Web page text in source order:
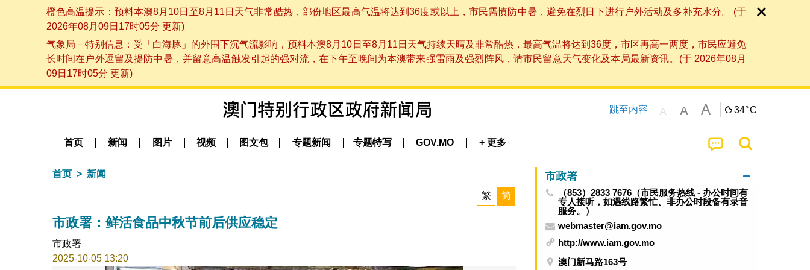
橙色高温提示：预料本澳8月10日至8月11日天气非常酷热，部份地区最高气温将达到36度或以上，市民需慎防中暑，避免在烈日下进行户外活动及多补充水分。 (于
2026年08月09日17时05分 更新)
气象局－特别信息：受「白海豚」的外围下沉气流影响，预料本澳8月10日至8月11日天气持续天晴及非常酷热，最高气温将达到36度，市区再高一两度，市民应避免
长时间在户外逗留及提防中暑，并留意高温触发引起的强对流，在下午至晚间为本澳带来强雷雨及强烈阵风，请市民留意天气变化及本局最新资讯。(于 2026年08月
09日17时05分 更新)
跳至内容 A A A 34°C
首页 新闻 图片 视频 图文包 专题新闻 专题特写 GOV.MO + 更多
首页 新闻
繁 简
市政署：鲜活食品中秋节前后供应稳定
市政署
2025-10-05 13:20
市政署
（853）2833 7676（市民服务热线 - 办公时间有
专人接听，如遇线路繁忙、非办公时段备有录音
服务。）
webmaster@iam.gov.mo
http://www.iam.gov.mo
澳门新马路163号